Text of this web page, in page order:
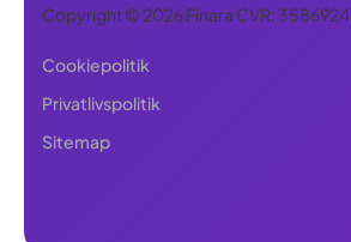
Copyright © 2026 Finara CVR:
Cookiepolitik
Privatlivspolitik
Sitemap